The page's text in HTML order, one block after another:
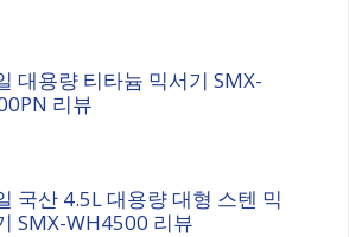
대용량 티타늄 믹서기 SMX-
리뷰
국산 4.5L 대용량 대형 스텐 믹
SMX-WH4500 리뷰